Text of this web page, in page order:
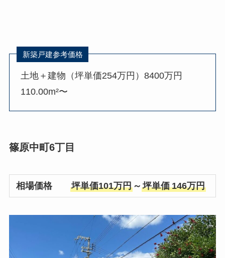
新築戸建参考価格
土地＋建物（坪単価254万円）8400万円
110.00m²〜
篠原中町6丁目
相場価格坪単価101万円 ～坪単価 146万円